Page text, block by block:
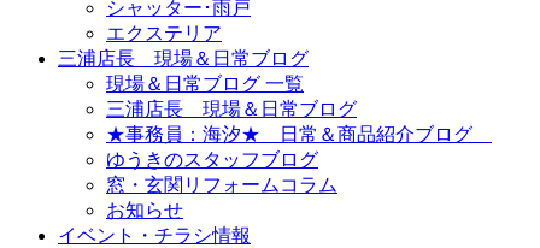
シャッター･雨戸
エクステリア
三浦店長 現場＆日常ブログ
現場＆日常ブログ 一覧
三浦店長 現場＆日常ブログ
★事務員：海汐★ 日常＆商品紹介ブログ
ゆうきのスタッフブログ
窓・玄関リフォームコラム
お知らせ
イベント・チラシ情報